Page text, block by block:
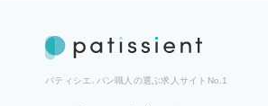
パティシエ、パン職人の選ぶ求人サイトNo.1